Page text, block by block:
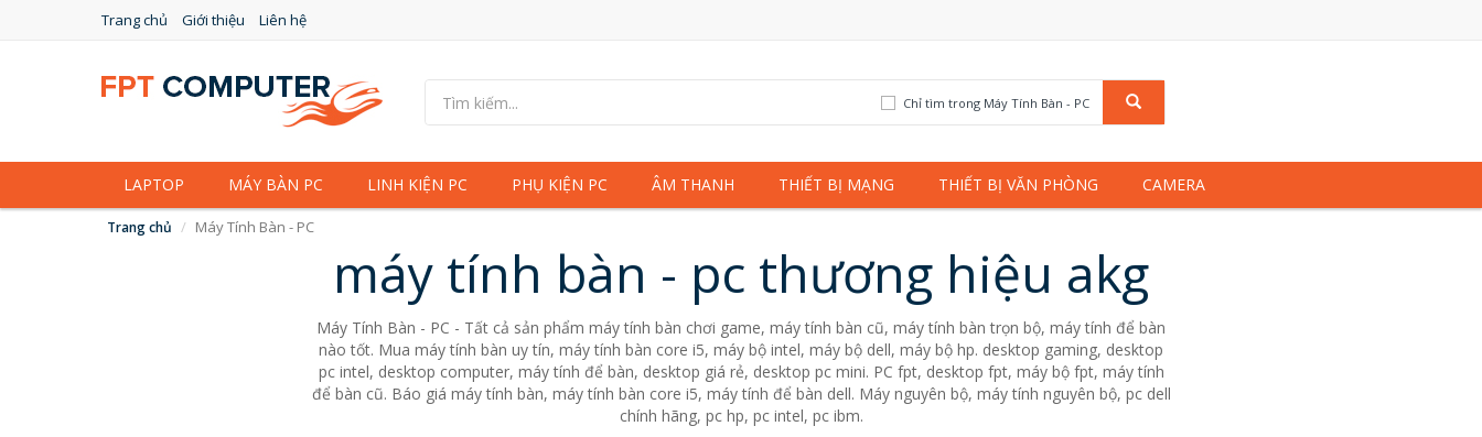
Trang chủ Giới thiệu Liên hệ
Chỉ tìm trong Máy Tính Bàn - PC
LAPTOP MÁY BÀN PC LINH KIỆN PC PHỤ KIỆN PC ÂM THANH THIẾT BỊ MẠNG THIẾT BỊ VĂN PHÒNG CAMERA
Trang chủ Máy Tính Bàn - PC
máy tính bàn - pc thương hiệu akg
Máy Tính Bàn - PC - Tất cả sản phẩm máy tính bàn chơi game, máy tính bàn cũ, máy tính bàn trọn bộ, máy tính để bàn
nào tốt. Mua máy tính bàn uy tín, máy tính bàn core i5, máy bộ intel, máy bộ dell, máy bộ hp. desktop gaming, desktop
pc intel, desktop computer, máy tính để bàn, desktop giá rẻ, desktop pc mini. PC fpt, desktop fpt, máy bộ fpt, máy tính
để bàn cũ. Báo giá máy tính bàn, máy tính bàn core i5, máy tính để bàn dell. Máy nguyên bộ, máy tính nguyên bộ, pc dell
chính hãng, pc hp, pc intel, pc ibm.